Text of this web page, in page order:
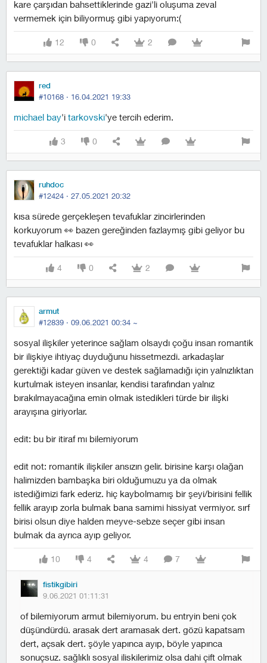
kare çarşıdan bahsettiklerinde gazi'li oluşuma zeval
vermemek için biliyormuş gibi yapıyorum:(
12 0 2
red
#10168 · 16.04.2021 19:33
michael bay'i tarkovski'ye tercih ederim.
3 0
ruhdoc
#12424 · 27.05.2021 20:32
kısa sürede gerçekleşen tevafuklar zincirlerinden
korkuyorum 👀 bazen gereğinden fazlaymış gibi geliyor bu
tevafuklar halkası 👀
4 0 2
armut
#12839 · 09.06.2021 00:34 ~
sosyal ilişkiler yeterince sağlam olsaydı çoğu insan romantik
bir ilişkiye ihtiyaç duyduğunu hissetmezdi. arkadaşlar
gerektiği kadar güven ve destek sağlamadığı için yalnızlıktan
kurtulmak isteyen insanlar, kendisi tarafından yalnız
bırakılmayacağına emin olmak istedikleri türde bir ilişki
arayışına giriyorlar.
edit: bu bir itiraf mı bilemiyorum
edit not: romantik ilişkiler ansızın gelir. birisine karşı olağan
halimizden bambaşka biri olduğumuzu ya da olmak
istediğimizi fark ederiz. hiç kaybolmamış bir şeyi/birisini fellik
fellik arayıp zorla bulmak bana samimi hissiyat vermiyor. sırf
birisi olsun diye halden meyve-sebze seçer gibi insan
bulmak da ayrıca ayıp geliyor.
10 4 4 7
fistikgibiri
9.06.2021 01:11:31
of bilemiyorum armut bilemiyorum. bu entryin beni çok
düşündürdü. arasak dert aramasak dert. gözü kapatsam
dert, açsak dert. şöyle yapınca ayıp, böyle yapınca
sonuçsuz. sağlıklı sosyal iliskilerimiz olsa dahi çift olmak